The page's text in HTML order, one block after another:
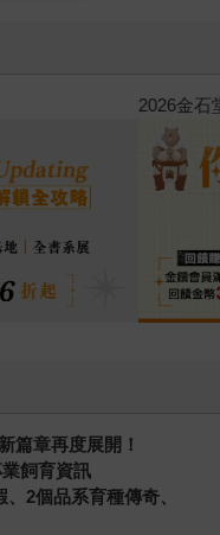
篇章再度展開！
飼育資訊
2個品系育種傳奇、